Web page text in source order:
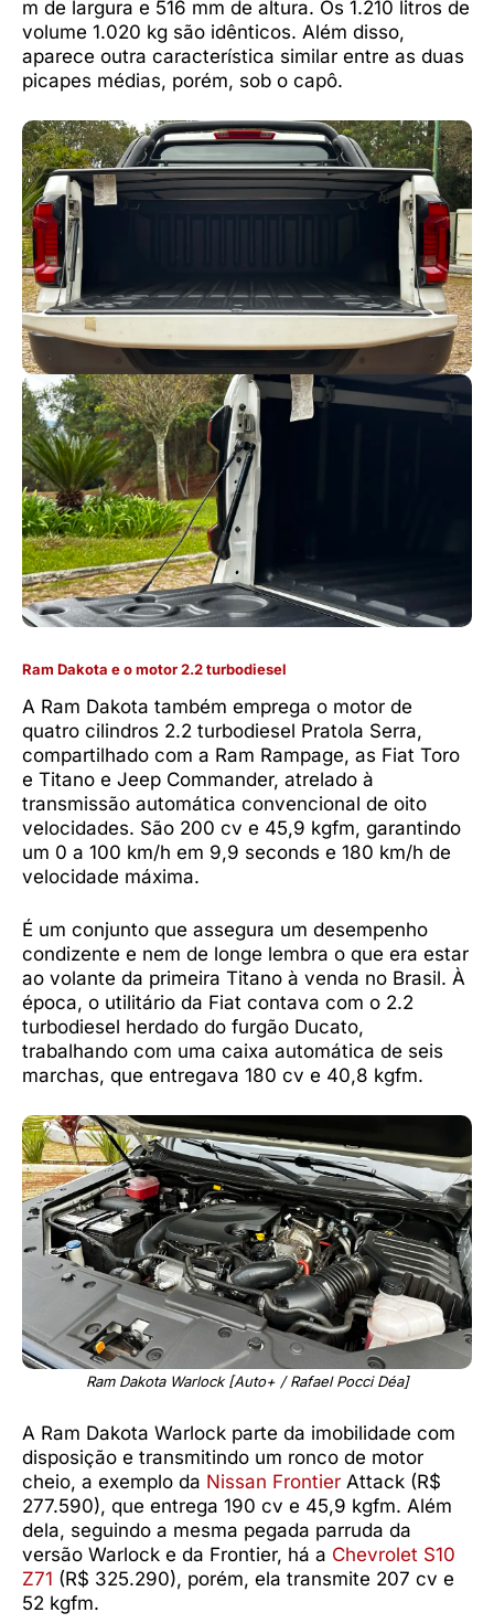
m de largura e 516 mm de altura. Os 1.210 litros de
volume 1.020 kg são idênticos. Além disso,
aparece outra característica similar entre as duas
picapes médias, porém, sob o capô.
Ram Dakota e o motor 2.2 turbodiesel
A Ram Dakota também emprega o motor de
quatro cilindros 2.2 turbodiesel Pratola Serra,
compartilhado com a Ram Rampage, as Fiat Toro
e Titano e Jeep Commander, atrelado à
transmissão automática convencional de oito
velocidades. São 200 cv e 45,9 kgfm, garantindo
um 0 a 100 km/h em 9,9 seconds e 180 km/h de
velocidade máxima.
É um conjunto que assegura um desempenho
condizente e nem de longe lembra o que era estar
ao volante da primeira Titano à venda no Brasil. À
época, o utilitário da Fiat contava com o 2.2
turbodiesel herdado do furgão Ducato,
trabalhando com uma caixa automática de seis
marchas, que entregava 180 cv e 40,8 kgfm.
Ram Dakota Warlock [Auto+ / Rafael Pocci Déa]
A Ram Dakota Warlock parte da imobilidade com
disposição e transmitindo um ronco de motor
cheio, a exemplo da Nissan Frontier Attack (R$
277.590), que entrega 190 cv e 45,9 kgfm. Além
dela, seguindo a mesma pegada parruda da
versão Warlock e da Frontier, há a Chevrolet S10
Z71 (R$ 325.290), porém, ela transmite 207 cv e
52 kgfm.